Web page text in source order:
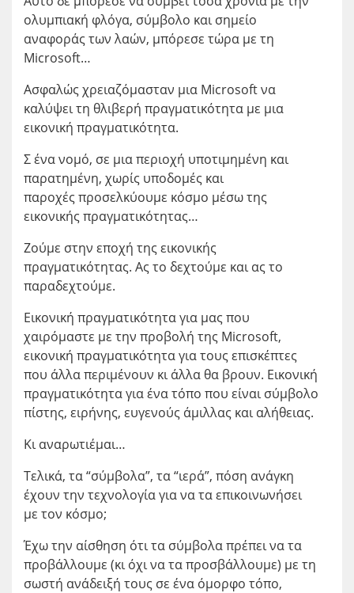
ολυμπιακή φλόγα, σύμβολο και σημείο
αναφοράς των λαών, μπόρεσε τώρα με τη
Microsoft…
Ασφαλώς χρειαζόμασταν μια Microsoft να
καλύψει τη θλιβερή πραγματικότητα με μια
εικονική πραγματικότητα.
Σ ένα νομό, σε μια περιοχή υποτιμημένη και
παρατημένη, χωρίς υποδομές και
παροχές προσελκύουμε κόσμο μέσω της
εικονικής πραγματικότητας…
Ζούμε στην εποχή της εικονικής
πραγματικότητας. Ας το δεχτούμε και ας το
παραδεχτούμε.
Εικονική πραγματικότητα για μας που
χαιρόμαστε με την προβολή της Microsoft,
εικονική πραγματικότητα για τους επισκέπτες
που άλλα περιμένουν κι άλλα θα βρουν. Εικονική
πραγματικότητα για ένα τόπο που είναι σύμβολο
πίστης, ειρήνης, ευγενούς άμιλλας και αλήθειας.
Κι αναρωτιέμαι…
Τελικά, τα “σύμβολα”, τα “ιερά”, πόση ανάγκη
έχουν την τεχνολογία για να τα επικοινωνήσει
με τον κόσμο;
Έχω την αίσθηση ότι τα σύμβολα πρέπει να τα
προβάλλουμε (κι όχι να τα προσβάλλουμε) με τη
σωστή ανάδειξή τους σε ένα όμορφο τόπο,